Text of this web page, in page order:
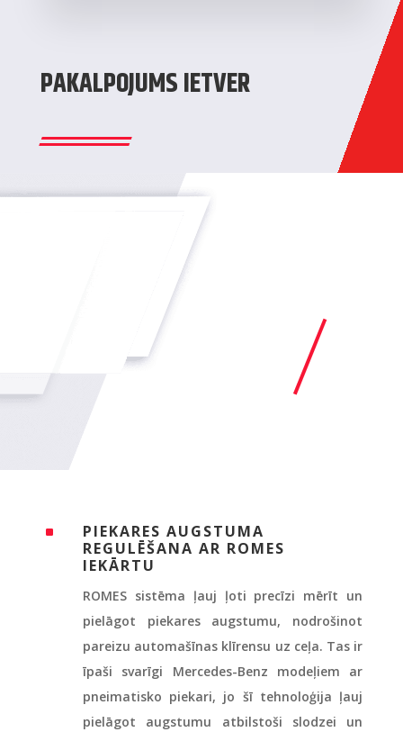
PAKALPOJUMS IETVER
^
PIEKARES AUGSTUMA
REGULĒŠANA AR ROMES
IEKĀRTU
ROMES sistēma ļauj ļoti precīzi mērīt un
pielāgot piekares augstumu, nodrošinot
pareizu automašīnas klīrensu uz ceļa. Tas ir
īpaši svarīgi Mercedes-Benz modeļiem ar
pneimatisko piekari, jo šī tehnoloģija ļauj
pielāgot augstumu atbilstoši slodzei un